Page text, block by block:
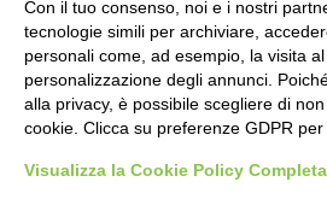
Strada Statale 231 Alba-Bra
Con il tuo consenso, noi e i nostri
tecnologie simili per archiviare,
personali come, ad esempio, la visita
personalizzazione degli annunci.
alla privacy, è possibile scegliere di
cookie. Clicca su preferenze GDPR per
Visualizza la Cookie Policy Completa